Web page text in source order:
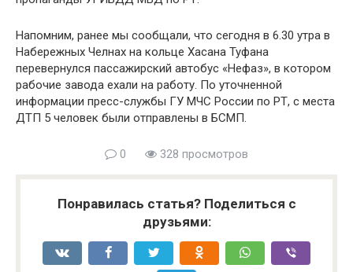
Напомним, ранее мы сообщали, что сегодня в 6.30 утра в
Набережных Челнах на кольце Хасана Туфана
перевернулся пассажирский автобус «Нефаз», в котором
рабочие завода ехали на работу. По уточненной
информации пресс-службы ГУ МЧС России по РТ, с места
ДТП 5 человек были отправлены в БСМП.
0 328 просмотров
Понравилась статья? Поделиться с
друзьями: